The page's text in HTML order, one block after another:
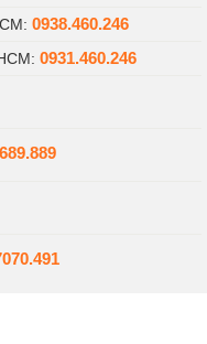
0938.460.246
0931.460.246